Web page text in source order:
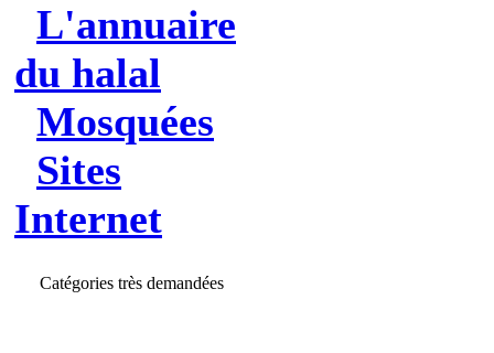
L'annuaire
du halal
Mosquées
Sites
Internet
Catégories très demandées